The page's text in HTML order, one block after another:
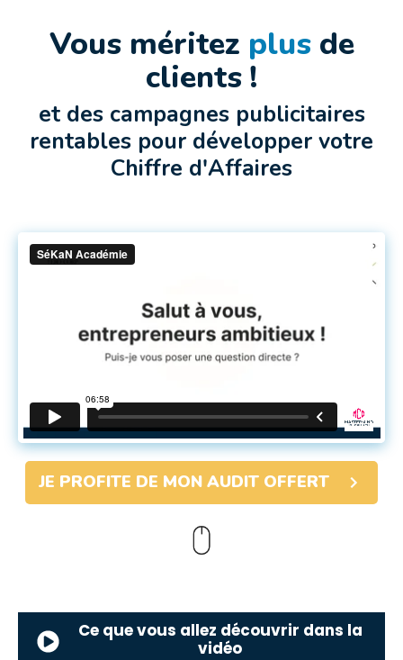
Vous méritez plus de
clients !
et des campagnes publicitaires
rentables pour développer votre
Chiffre d'Affaires
JE PROFITE DE MON AUDIT OFFERT
Ce que vous allez découvrir dans la
vidéo